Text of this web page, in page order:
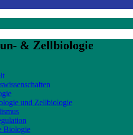
& Zellbiologie
und Zellbiologie
Biologie